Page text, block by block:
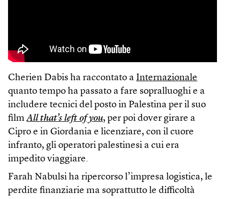
Cherien Dabis ha raccontato a Internazionale
quanto tempo ha passato a fare sopralluoghi e a
includere tecnici del posto in Palestina per il suo
filmAll that’s left of you, per poi dover girare a
Cipro e in Giordania e licenziare, con il cuore
infranto, gli operatori palestinesi a cui era
impedito viaggiare.
Farah Nabulsi ha ripercorso l’impresa logistica, le
perdite finanziarie ma soprattutto le difficoltà